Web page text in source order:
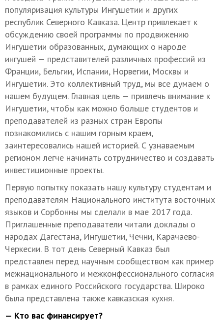
популяризация культуры Ингушетии и других
республик Северного Кавказа. Центр привлекает к
обсуждению своей программы по продвижению
Ингушетии образованных, думающих о народе
ингушей — представителей различных профессий из
Франции, Бельгии, Испании, Норвегии, Москвы и
Ингушетии. Это коллективный труд, мы все думаем о
нашем будущем. Главная цель — привлечь внимание к
Ингушетии, чтобы как можно больше студентов и
преподавателей из разных стран Европы
познакомились с нашим горным краем,
заинтересовались нашей историей. С узнаваемым
регионом легче начинать сотрудничество и создавать
инвестиционные проекты.
Первую попытку показать нашу культуру студентам и
преподавателям Национального института восточных
языков и Сорбонны мы сделали в мае 2017 года.
Приглашенные преподаватели читали доклады о
народах Дагестана, Ингушетии, Чечни, Карачаево-
Черкесии. В тот день Северный Кавказ был
представлен перед научным сообществом как пример
межнационального и межконфессионального согласия
в рамках единого Российского государства. Широко
была представлена также кавказская кухня.
— Кто вас финансирует?